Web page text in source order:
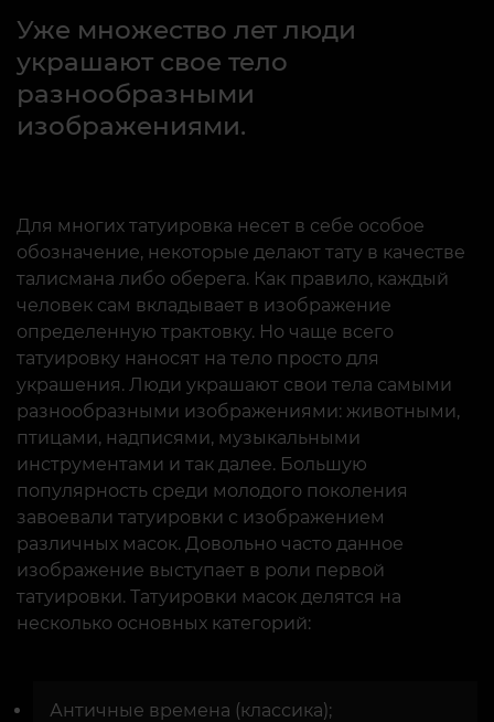
Уже множество лет люди
украшают свое тело
разнообразными
изображениями.
Для многих татуировка несет в себе особое
обозначение, некоторые делают тату в качестве
талисмана либо оберега. Как правило, каждый
человек сам вкладывает в изображение
определенную трактовку. Но чаще всего
татуировку наносят на тело просто для
украшения. Люди украшают свои тела самыми
разнообразными изображениями: животными,
птицами, надписями, музыкальными
инструментами и так далее. Большую
популярность среди молодого поколения
завоевали татуировки с изображением
различных масок. Довольно часто данное
изображение выступает в роли первой
татуировки. Татуировки масок делятся на
несколько основных категорий:
Античные времена (классика);